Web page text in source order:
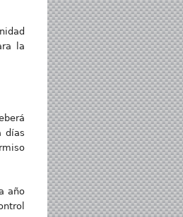
la
días
año